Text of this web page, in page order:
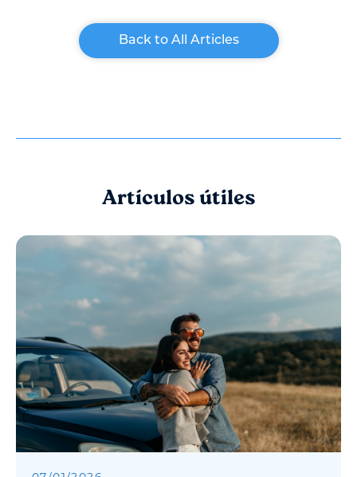
Back to All Articles
Artículos útiles